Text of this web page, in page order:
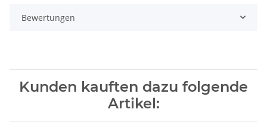
Bewertungen
Kunden kauften dazu folgende
Artikel: